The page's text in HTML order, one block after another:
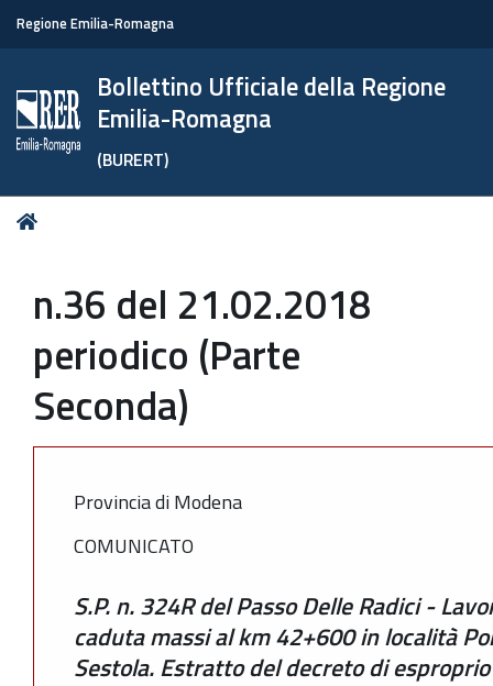
Regione Emilia-Romagna
Bollettino Ufficiale della Regione
Emilia-Romagna
(BURERT)
Tu
n.36 del 21.02.2018
periodico (Parte
Seconda)
Provincia di Modena
COMUNICATO
S.P. n. 324R del Passo Delle Radici -
caduta massi al km 42+600 in località
Sestola. Estratto del decreto di